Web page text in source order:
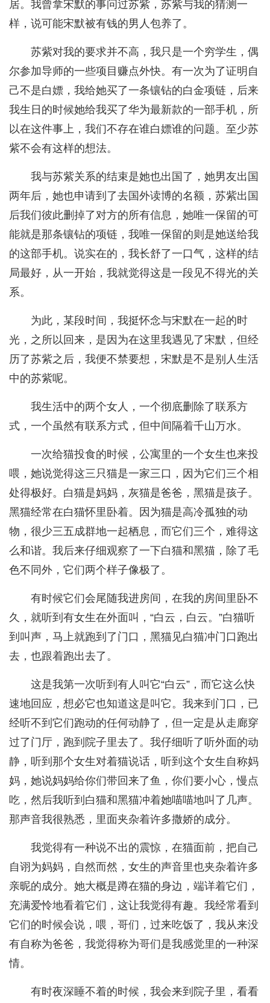
居。我曾拿宋默的事问过苏紫，苏紫与我的猜测一
样，说可能宋默被有钱的男人包养了。
苏紫对我的要求并不高，我只是一个穷学生，偶
尔参加导师的一些项目赚点外快。有一次为了证明自
己不是白嫖，我给她买了一条镶钻的白金项链，后来
我生日的时候她给我买了华为最新款的一部手机，所
以在这件事上，我们不存在谁白嫖谁的问题。至少苏
紫不会有这样的想法。
我与苏紫关系的结束是她也出国了，她男友出国
两年后，她也申请到了去国外读博的名额，苏紫出国
后我们彼此删掉了对方的所有信息，她唯一保留的可
能就是那条镶钻的项链，我唯一保留的则是她送给我
的这部手机。说实在的，我长舒了一口气，这样的结
局最好，从一开始，我就觉得这是一段见不得光的关
系。
为此，某段时间，我挺怀念与宋默在一起的时
光，之所以回来，是因为在这里我遇见了宋默，但经
历了苏紫之后，我便不禁要想，宋默是不是别人生活
中的苏紫呢。
我生活中的两个女人，一个彻底删除了联系方
式，一个虽然有联系方式，但中间隔着千山万水。
一次给猫投食的时候，公寓里的一个女生也来投
喂，她说觉得这三只猫是一家三口，因为它们三个相
处得极好。白猫是妈妈，灰猫是爸爸，黑猫是孩子。
黑猫经常在白猫怀里卧着。因为猫是高冷孤独的动
物，很少三五成群地一起栖息，而它们三个，难得这
么和谐。我后来仔细观察了一下白猫和黑猫，除了毛
色不同外，它们两个样子像极了。
有时候它们会尾随我进房间，在我的房间里卧不
久，就听到有女生在外面叫，“白云，白云。”白猫听
到叫声，马上就跑到了门口，黑猫见白猫冲门口跑出
去，也跟着跑出去了。
这是我第一次听到有人叫它“白云”，而它这么快
速地回应，想必它也知道这是叫它。我来到门口，已
经听不到它们跑动的任何动静了，但一定是从走廊穿
过了门厅，跑到院子里去了。我仔细听了听外面的动
静，听到那个女生对着猫说话，听到这个女生自称妈
妈，她说妈妈给你们带回来了鱼，你们要小心，慢点
吃，然后我听到白猫和黑猫冲着她喵喵地叫了几声。
那声音我很熟悉，里面夹杂着许多撒娇的成分。
我觉得有一种说不出的震惊，在猫面前，把自己
自诩为妈妈，自然而然，女生的声音里也夹杂着许多
亲昵的成分。她大概是蹲在猫的身边，端详着它们，
充满爱怜地看着它们，这让我觉得有趣。我经常看到
它们的时候会说，喂，哥们，过来吃饭了，我从来没
有自称为爸爸，我觉得称为哥们是我感觉里的一种深
情。
有时夜深睡不着的时候，我会来到院子里，看看